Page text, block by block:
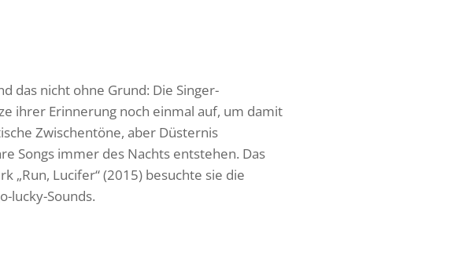
das nicht ohne Grund: Die Singer-
ihrer Erinnerung noch einmal auf, um damit
Zwischentöne, aber Düsternis
Songs immer des Nachts entstehen. Das
„Run, Lucifer“ (2015) besuchte sie die
lucky-Sounds.